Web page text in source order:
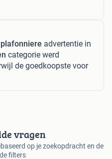
advertentie in
categorie werd
de goedkoopste voor
vragen
op je zoekopdracht en de
filters